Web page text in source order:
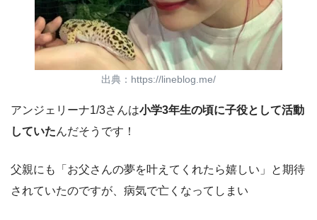
出典：https://lineblog.me/
アンジェリーナ1/3さんは小学3年生の頃に子役として活動
していたんだそうです！
父親にも「お父さんの夢を叶えてくれたら嬉しい」と期待
されていたのですが、病気で亡くなってしまい